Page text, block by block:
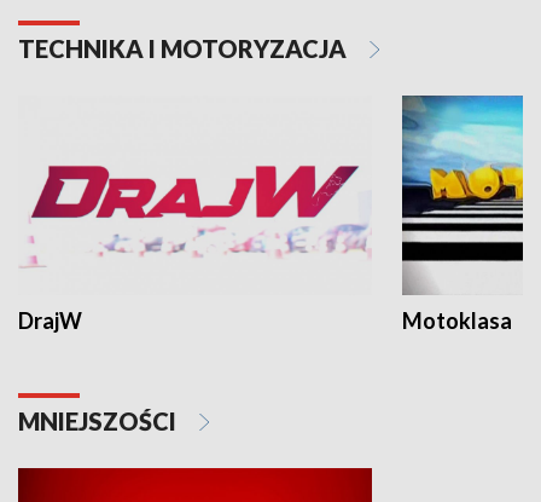
TECHNIKA I MOTORYZACJA
DrajW Motoklasa
MNIEJSZOŚCI